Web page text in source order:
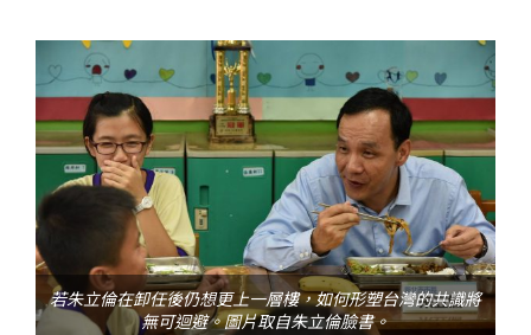
若朱立倫在卸任後仍想更上一層樓，如何形塑台灣的共識將
無可迴避。圖片取自朱立倫臉書。